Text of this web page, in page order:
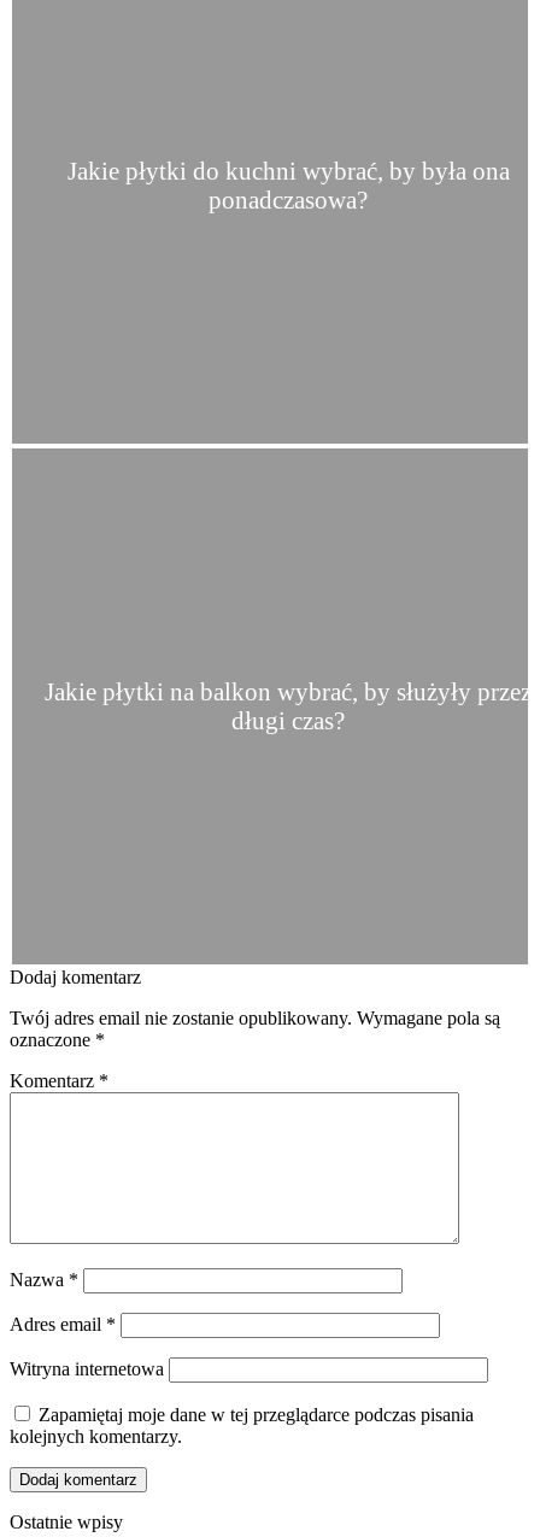
Jakie płytki do kuchni wybrać, by była ona
ponadczasowa?
Jakie płytki na balkon wybrać, by służyły przez
długi czas?
Dodaj komentarz
Twój adres email nie zostanie opublikowany. Wymagane pola są
oznaczone *
Komentarz *
Nazwa *
Adres email *
Witryna internetowa
Zapamiętaj moje dane w tej przeglądarce podczas pisania
kolejnych komentarzy.
Ostatnie wpisy